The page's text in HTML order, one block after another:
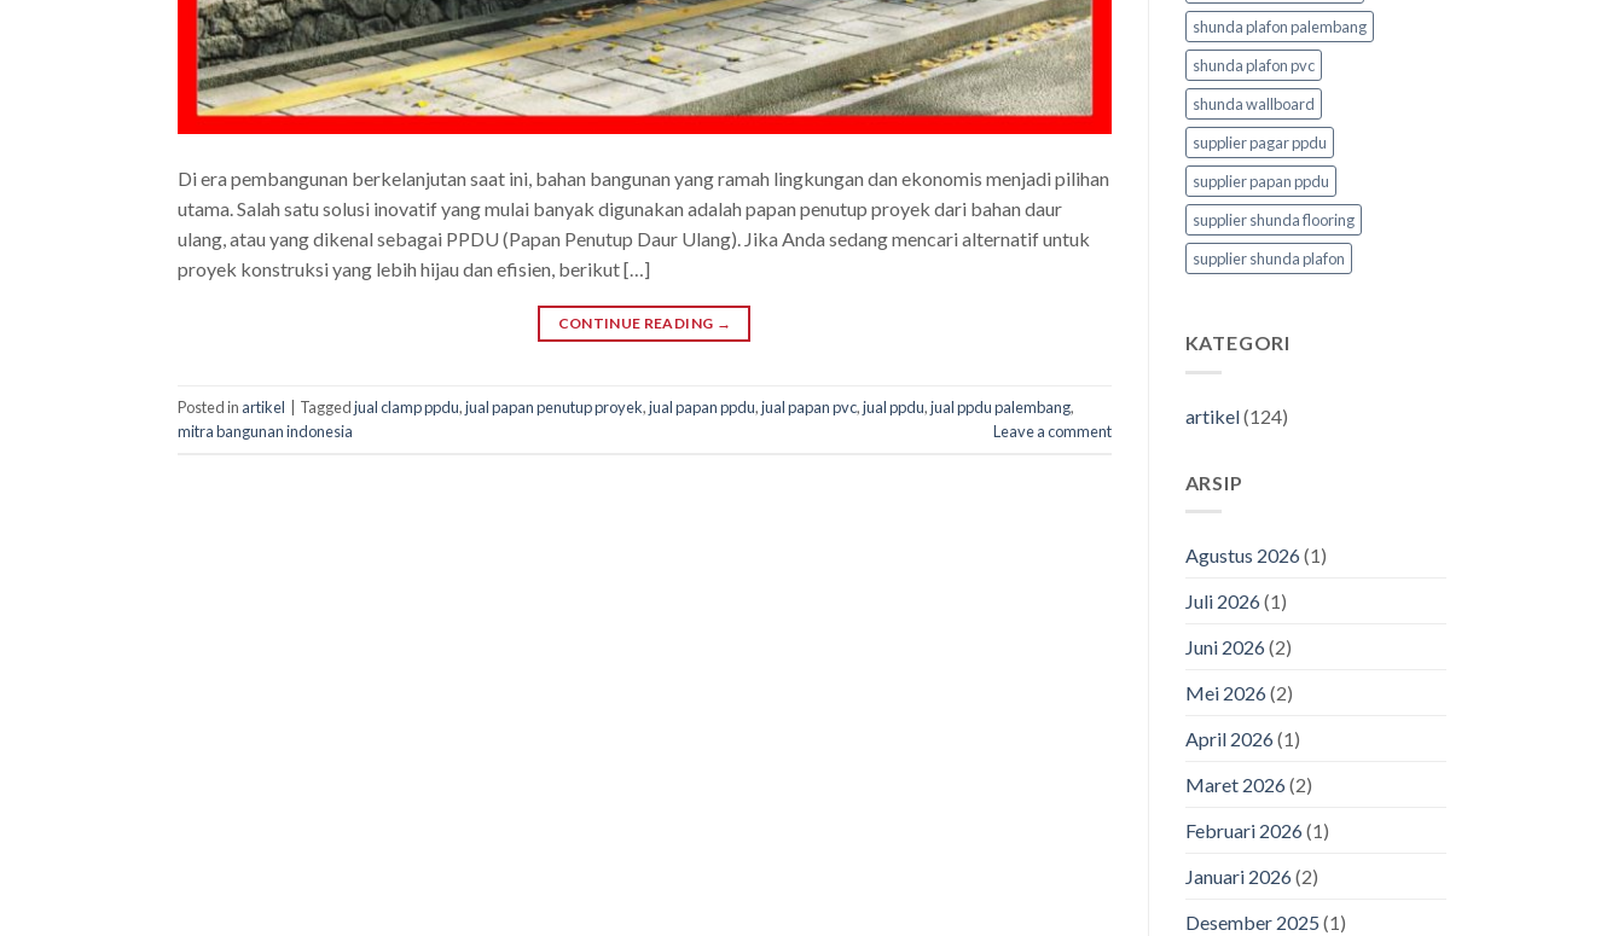
Di era pembangunan berkelanjutan saat ini, bahan bangunan yang ramah lingkungan dan ekonomis menjadi pilihan
utama. Salah satu solusi inovatif yang mulai banyak digunakan adalah papan penutup proyek dari bahan daur
ulang, atau yang dikenal sebagai PPDU (Papan Penutup Daur Ulang). Jika Anda sedang mencari alternatif untuk
proyek konstruksi yang lebih hijau dan efisien, berikut […]
CONTINUE READING →
Posted in artikel Taggedjual clamp ppdu,jual papan penutup proyek,jual papan ppdu,jual papan pvc,jual ppdu,jual ppdu palembang,
mitra bangunan indonesia
Leave a comment
shunda plafon palembang
shunda plafon pvc
shunda wallboard
supplier pagar ppdu
supplier papan ppdu
supplier shunda flooring
supplier shunda plafon
KATEGORI
artikel(124)
ARSIP
Agustus 2026(1)
Juli 2026(1)
Juni 2026(2)
Mei 2026(2)
April 2026(1)
Maret 2026(2)
Februari 2026(1)
Januari 2026(2)
Desember 2025 (1)